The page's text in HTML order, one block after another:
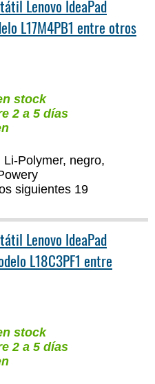
Lenovo IdeaPad
L17M4PB1 entre otros
stock
2 a 5 días
Polymer, negro,
siguientes 19
Lenovo IdeaPad
L18C3PF1 entre
stock
2 a 5 días